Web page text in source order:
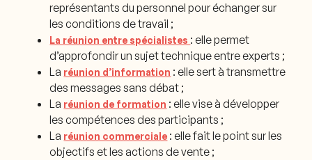
représentants du personnel pour échanger sur
les conditions de travail ;
La réunion entre spécialistes : elle permet
d’approfondir un sujet technique entre experts ;
La réunion d’information : elle sert à transmettre
des messages sans débat ;
La réunion de formation : elle vise à développer
les compétences des participants ;
La réunion commerciale : elle fait le point sur les
objectifs et les actions de vente ;